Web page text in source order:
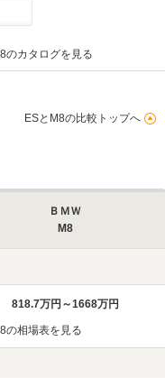
のカタログを見る
ESとM8の比較トップへ
ＢＭＷ
M8
818.7万円～1668万円
の相場表を見る